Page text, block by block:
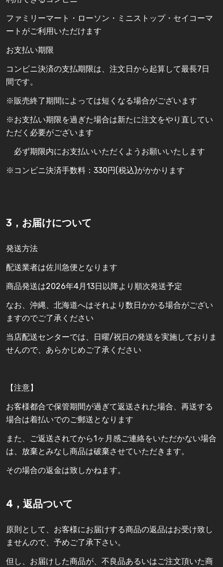
ファミリーマート・ローソン・ミニストップ・セイコーマ
ートがご利用いただけます
お支払い期限
コンビニ決済の支払期限は、注文日から起算して最長7日
間です。
※販売終了期間によっては短くなる場合がございます
※お支払い期限を過ぎた場合は新たに注文をやり直してい
ただく必要がございます
必ず期限内にお支払いいただくようお願いいたします
※コンビニ決済手数料：330円(税込)がかかります
3，お届けについて
発送方法
配送業者は佐川急便となります
商品発送は2026年4月13日以降より順次発送予定
なお、沖縄、北海道へはそれより数日かかる場合がござい
ますのでご了承ください
当店配送センターでは、日曜/祝日の発送を実施しておりま
せんので、あらかじめご了承ください
【注意】
お客様都合で保管期間が過ぎて返送された場合、再送する
場合は着払いでのご郵送となります
また、ご返送されてから1ヶ月感ご連絡をいただかない場合
は、放棄とみなし商品は破棄させていただきます。
その場合の返金は致しかねます。
4，返品ついて
原則として、お客様にお届けする商品の返品はお受け致し
ませんので、予めご了承下さい。
但し、お届けした商品が、不良品あるいはご注文頂いた商